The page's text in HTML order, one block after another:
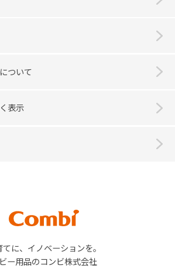
ついて
表示
てに、イノベーションを。
ー用品のコンビ株式会社